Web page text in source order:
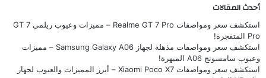
أحدث المقالات
استكشف سعر ومواصفات Realme GT 7 Pro – مميزات وعيوب ريلمي GT 7
Pro المتفجرة!
استكشف سعر ومواصفات مذهلة لجهاز Samsung Galaxy A06 – مميزات
وعيوب سامسونج A06 المبهرة!
استكشف سعر ومواصفات Xiaomi Poco X7 – أبرز المميزات والعيوب لجهاز